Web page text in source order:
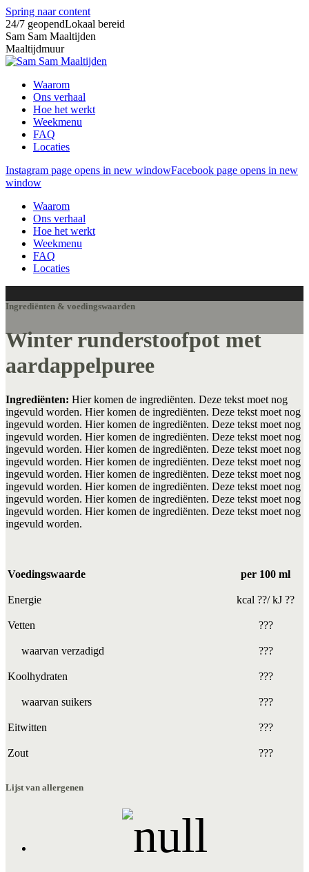
Spring naar content
24/7 geopendLokaal bereid
Sam Sam Maaltijden
Maaltijdmuur
Waarom
Ons verhaal
Hoe het werkt
Weekmenu
FAQ
Locaties
Instagram page opens in new windowFacebook page opens in new
window
Waarom
Ons verhaal
Hoe het werkt
Weekmenu
FAQ
Locaties
Ingrediënten & voedingswaarden
Winter runderstoofpot met
aardappelpuree
Ingrediënten: Hier komen de ingrediënten. Deze tekst moet nog
ingevuld worden. Hier komen de ingrediënten. Deze tekst moet nog
ingevuld worden. Hier komen de ingrediënten. Deze tekst moet nog
ingevuld worden. Hier komen de ingrediënten. Deze tekst moet nog
ingevuld worden. Hier komen de ingrediënten. Deze tekst moet nog
ingevuld worden. Hier komen de ingrediënten. Deze tekst moet nog
ingevuld worden. Hier komen de ingrediënten. Deze tekst moet nog
ingevuld worden. Hier komen de ingrediënten. Deze tekst moet nog
ingevuld worden. Hier komen de ingrediënten. Deze tekst moet nog
ingevuld worden. Hier komen de ingrediënten. Deze tekst moet nog
ingevuld worden.
Voedingswaarde per 100 ml
Energie kcal ??/ kJ ??
Vetten ???
waarvan verzadigd ???
Koolhydraten ???
waarvan suikers ???
Eitwitten ???
Zout ???
Lijst van allergenen